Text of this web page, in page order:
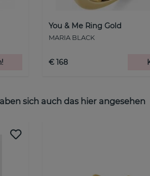
You & Me Ring Gold
MARIA BLACK
€ 168
sich auch das hier angesehen